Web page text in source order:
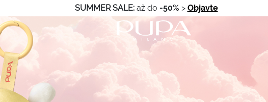
SUMMER SALE:až do -50% > Objavte